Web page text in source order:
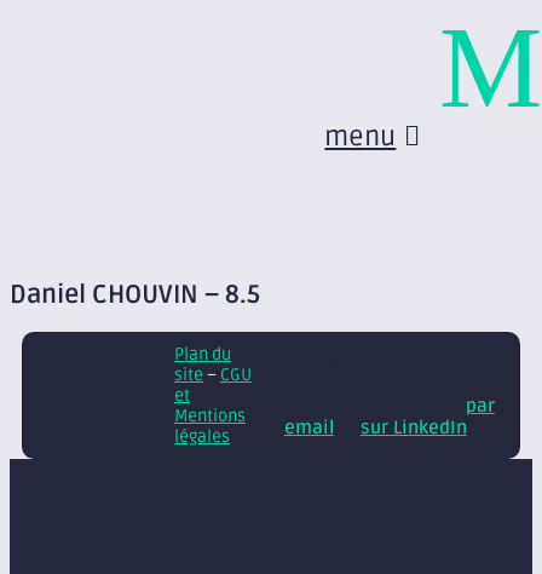
menu
Daniel CHOUVIN – 8.5
Plan du
site – CGU
et
Mentions
légales
par
email
sur LinkedIn
M